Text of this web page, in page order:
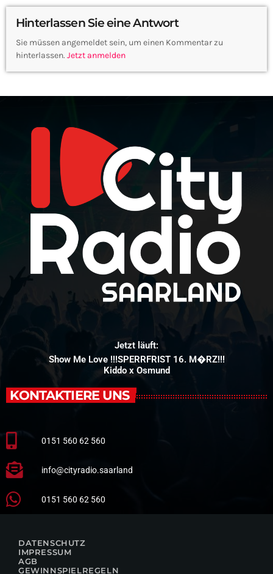
Hinterlassen Sie eine Antwort
Sie müssen angemeldet sein, um einen Kommentar zu
hinterlassen. Jetzt anmelden
Jetzt läuft:
Show Me Love !!!SPERRFRIST 16. M�RZ!!!
Kiddo x Osmund
KONTAKTIERE UNS
0151 560 62 560
info@cityradio.saarland
0151 560 62 560
DATENSCHUTZ
IMPRESSUM
AGB
GEWINNSPIELREGELN